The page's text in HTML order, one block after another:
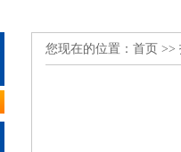
您现在的位置： 首页 >>